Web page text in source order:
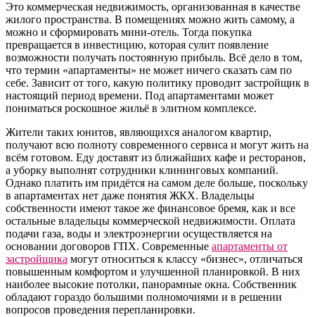
Это коммерческая недвижимость, организованная в качестве
жилого пространства. В помещениях можно жить самому, а
можно и сформировать мини-отель. Тогда покупка
превращается в инвестицию, которая сулит появление
возможности получать постоянную прибыль. Всё дело в том,
что термин «апартаменты» не может ничего сказать сам по
себе. Зависит от того, какую политику проводит застройщик в
настоящий период времени. Под апартаментами может
пониматься роскошное жильё в элитном комплексе.
Жители таких юнитов, являющихся аналогом квартир,
получают всю полноту современного сервиса и могут жить на
всём готовом. Еду доставят из ближайших кафе и ресторанов,
а уборку выполнят сотрудники клининговых компаний.
Однако платить им придётся на самом деле больше, поскольку
в апартаментах нет даже понятия ЖКХ. Владельцы
собственности имеют такое же финансовое бремя, как и все
остальные владельцы коммерческой недвижимости. Оплата
подачи газа, воды и электроэнергии осуществляется на
основании договоров ГПХ. Современные апартаменты от
застройщика могут относиться к классу «бизнес», отличаться
повышенным комфортом и улучшенной планировкой. В них
наиболее высокие потолки, панорамные окна. Собственник
обладают гораздо большими полномочиями и в решении
вопросов проведения перепланировки.